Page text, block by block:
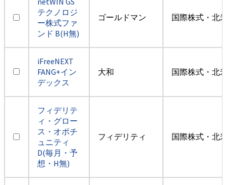
テクノロジ
ー株式ファ
ンド B(H無)
ゴールドマン 国際株式・北
iFreeNEXT
FANG+イン
デックス
大和 国際株式・北
フィデリテ
ィ・グロー
ス・オポチ
ュニティ
D(毎月・予
想・H無)
フィデリティ 国際株式・北